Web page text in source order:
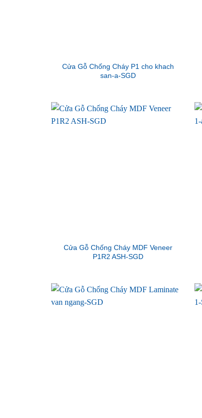
Cửa Gỗ Chống Cháy P1 cho khach
san-a-SGD
Cửa Gỗ Chống Cháy MDF Veneer
P1R2 ASH-SGD